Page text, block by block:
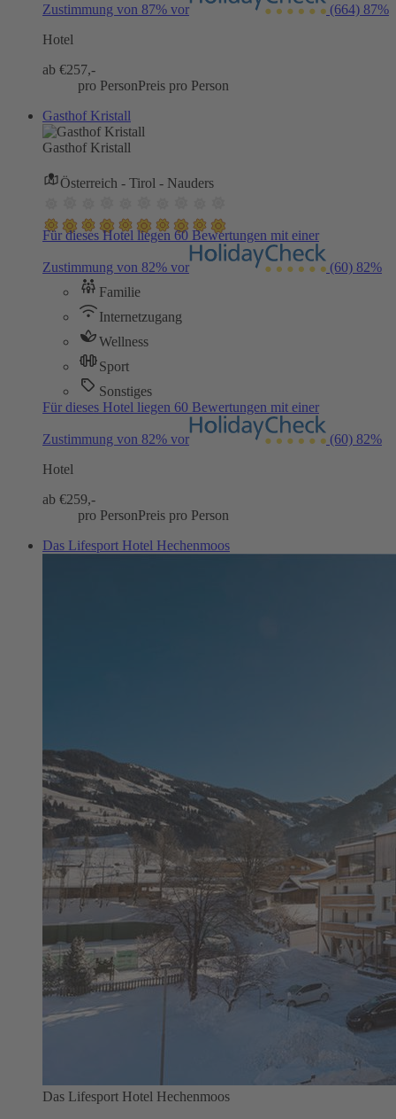
Zustimmung von 87% vor (664) 87%
Hotel
ab €257,-
pro PersonPreis pro Person
Gasthof Kristall
Gasthof Kristall
Österreich - Tirol - Nauders
Für dieses Hotel liegen 60 Bewertungen mit einer
Zustimmung von 82% vor (60) 82%
Familie
Internetzugang
Wellness
Sport
Sonstiges
Für dieses Hotel liegen 60 Bewertungen mit einer
Zustimmung von 82% vor (60) 82%
Hotel
ab €259,-
pro PersonPreis pro Person
Das Lifesport Hotel Hechenmoos
Das Lifesport Hotel Hechenmoos